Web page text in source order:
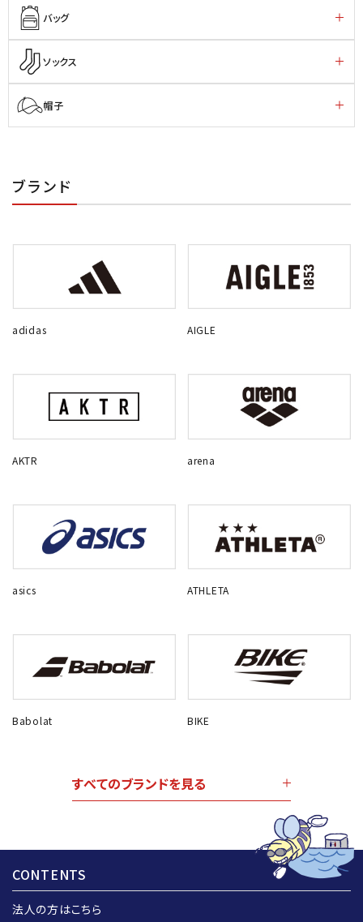
バッグ
ソックス
帽子
ブランド
adidas AIGLE
AKTR arena
asics ATHLETA
Babolat BIKE
すべてのブランドを見る
CONTENTS
法人の方はこちら